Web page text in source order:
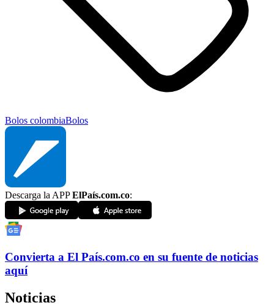
Bolos colombiaBolos
Descarga la APPElPaís.com.co:
Convierta a El País.com.co en su fuente de noticias
aquí
Noticias